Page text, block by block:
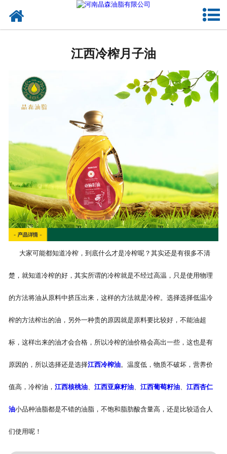
江西来料代工
江西冷榨月子油
大家可能都知道冷榨，到底什么才是冷榨呢？其实还是有很多不清
楚，就知道冷榨的好，其实所谓的冷榨就是不经过高温，只是使用物理
的方法将油从原料中挤压出来，这样的方法就是冷榨。选择选择低温冷
榨的方法榨出的油，另外一种贵的原因就是原料要比较好，不能油超
标，这样出来的油才会合格，所以冷榨的油价格会高出一些，这也是有
原因的，所以选择还是选择江西冷榨油。温度低，物质不破坏，营养价
值高，冷榨油， 江西核桃油、 江西亚麻籽油、 江西葡萄籽油、 江西杏仁
油小品种油脂都是不错的油脂，不饱和脂肪酸含量高，还是比较适合人
们使用呢！